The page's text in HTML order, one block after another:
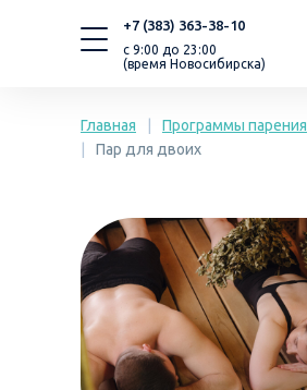
с 9:00 до 23:00
(время Новосибирска)
+7 (383) 363-38-10
Главная
Пар для двоих
Программы парения